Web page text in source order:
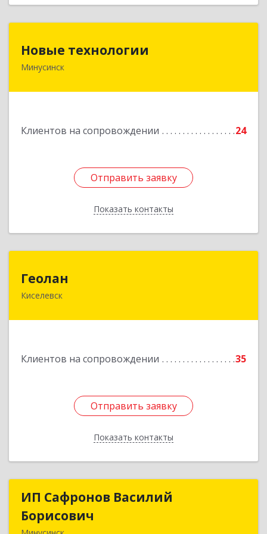
Новые технологии
Минусинск
Клиентов на сопровождении 24
Отправить заявку
Показать контакты
662606, Красноярский край, Минусинск г,
Отправить заявку
Назад
Геолан
Киселевск
Клиентов на сопровождении 35
Отправить заявку
Показать контакты
Отправить заявку
Назад
ИП Сафронов Василий
Борисович
ИП Сафронов Василий